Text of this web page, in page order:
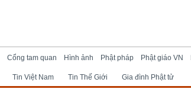
Tin Việt Nam Tin Thế Giới Gia đình Phật tử
Cổng tam quan Hình ảnh Phật pháp Phật giáo VN